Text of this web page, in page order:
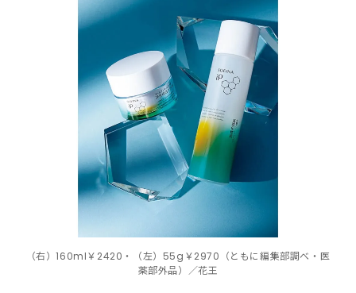
（右）160ml￥2420・（左）55g￥2970（ともに編集部調べ・医
薬部外品）／花王